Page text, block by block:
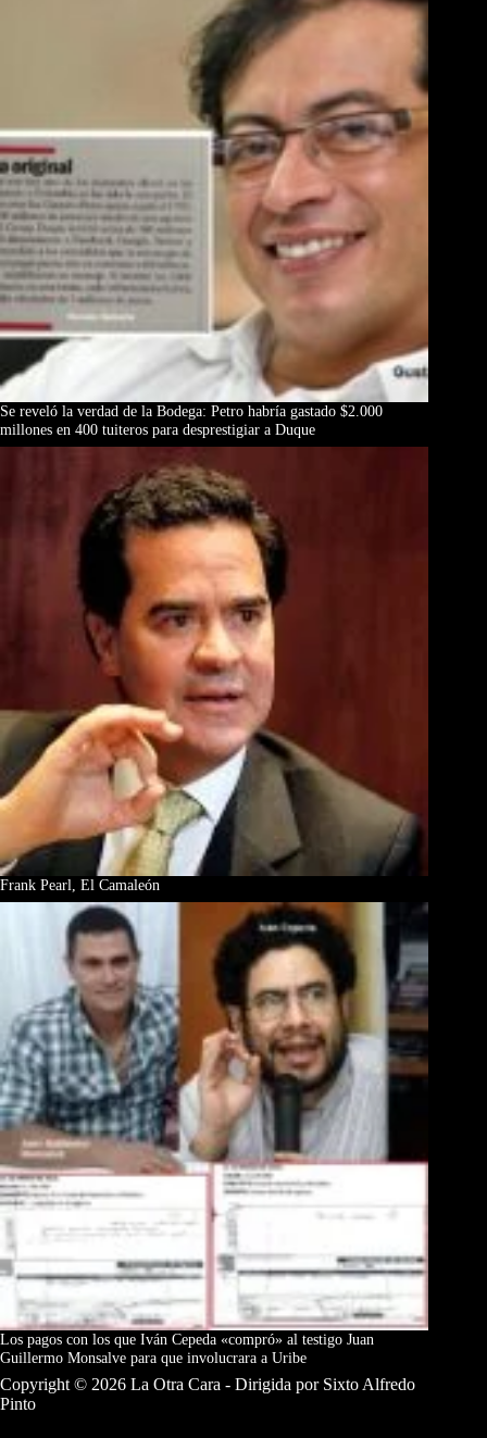
Se reveló la verdad de la Bodega: Petro habría gastado $2.000
millones en 400 tuiteros para desprestigiar a Duque
Frank Pearl, El Camaleón
Los pagos con los que Iván Cepeda «compró» al testigo Juan
Guillermo Monsalve para que involucrara a Uribe
Copyright © 2026 La Otra Cara - Dirigida por Sixto Alfredo
Pinto